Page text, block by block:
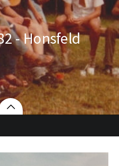
- Honsfeld